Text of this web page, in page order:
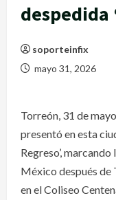
despedida
soporteinfix
mayo 31, 2026
Torreón, 31 de
presentó en esta
Regreso’,
México después de
en el Coliseo